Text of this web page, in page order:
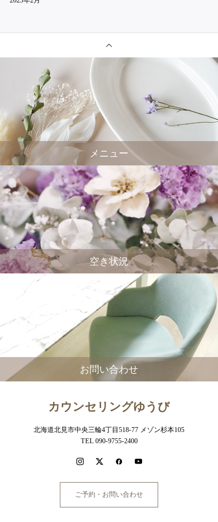
メニュー
空き状況
お問い合わせ
カウンセリングゆうび
北海道北見市中央三輪4丁目518-77 メゾン杉本105
TEL 090-9755-2400
ご予約・お問い合わせ